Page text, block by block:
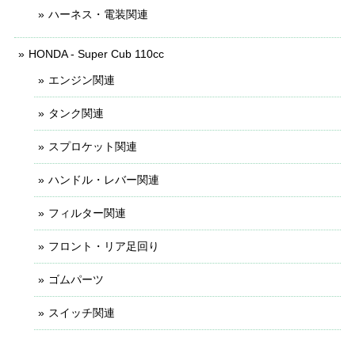
ハーネス・電装関連
HONDA - Super Cub 110cc
エンジン関連
タンク関連
スプロケット関連
ハンドル・レバー関連
フィルター関連
フロント・リア足回り
ゴムパーツ
スイッチ関連